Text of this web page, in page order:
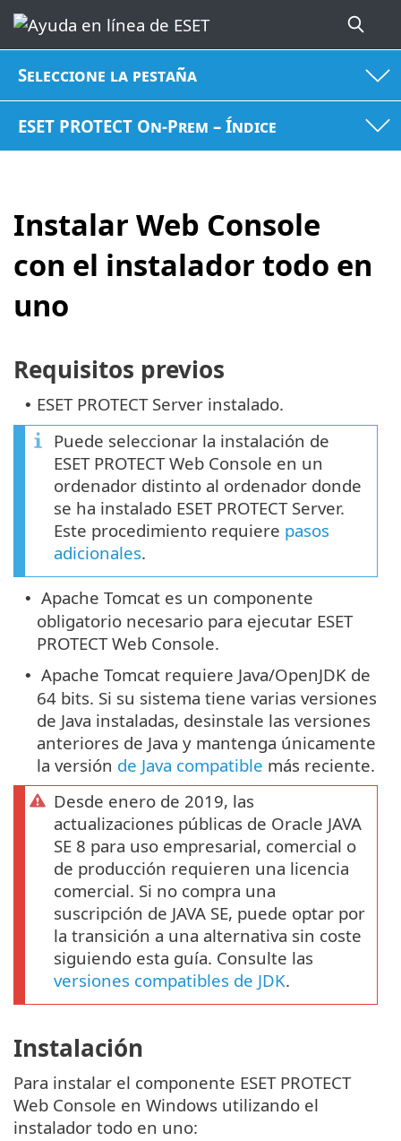
Seleccione la pestaña
ESET PROTECT On-Prem – Índice
Instalar Web Console
con el instalador todo en
uno
Requisitos previos
• ESET PROTECT Server instalado.
Puede seleccionar la instalación de
ESET PROTECT Web Console en un
ordenador distinto al ordenador donde
se ha instalado ESET PROTECT Server.
Este procedimiento requiere pasos
adicionales.
• Apache Tomcat es un componente
obligatorio necesario para ejecutar ESET
PROTECT Web Console.
• Apache Tomcat requiere Java/OpenJDK de
64 bits. Si su sistema tiene varias versiones
de Java instaladas, desinstale las versiones
anteriores de Java y mantenga únicamente
la versión de Java compatible más reciente.
Desde enero de 2019, las
actualizaciones públicas de Oracle JAVA
SE 8 para uso empresarial, comercial o
de producción requieren una licencia
comercial. Si no compra una
suscripción de JAVA SE, puede optar por
la transición a una alternativa sin coste
siguiendo esta guía. Consulte las
versiones compatibles de JDK.
Instalación
Para instalar el componente ESET PROTECT
Web Console en Windows utilizando el
instalador todo en uno: